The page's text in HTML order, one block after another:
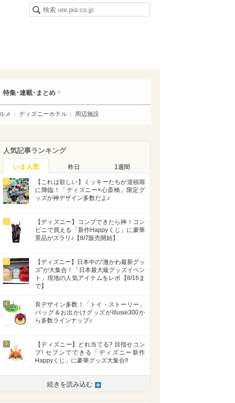
特集･連載･まとめ
メ ディズニーホテル 周辺施設
人気記事ランキング
いま人気 昨日 1週間
1
【これは欲しい】ミッキーたちが道頓堀
に降臨！「ディズニー×心斎橋」限定グ
ッズが神デザイン多数だよ♪
2
【ディズニー】コンプできたら神！コン
ビニで買える「新作Happyくじ」に豪華
景品がズラリ♪【8/7販売開始】
3
【ディズニー】日本中の“激かわ最新グッ
ズ”が大集合！「日本最大級グッズイベン
ト」現地の人気アイテムをレポ【8/16ま
で】
4
良デザイン多数！「トイ・ストーリー」
バッグ＆お出かけグッズがillusie300か
ら多数ラインナップ♪
5
【ディズニー】どれ当てる? 目指せコン
プ! セブンでできる「ディズニー新作
Happyくじ」に豪華グッズ大集合!!
続きを読み込む